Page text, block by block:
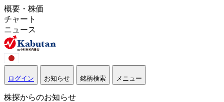
概要・株価
チャート
ニュース
ログイン お知らせ 銘柄検索 メニュー
株探からのお知らせ